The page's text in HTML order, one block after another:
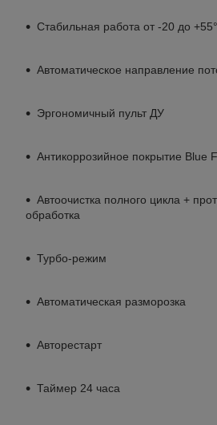
Стабильная работа от -20 до
Автоматическое направление
Эргономичный пульт ДУ
Антикоррозийное покрытие Blue
Автоочистка полного цикла +
обработка
Турбо-режим
Автоматическая разморозка
Авторестарт
Таймер 24 часа